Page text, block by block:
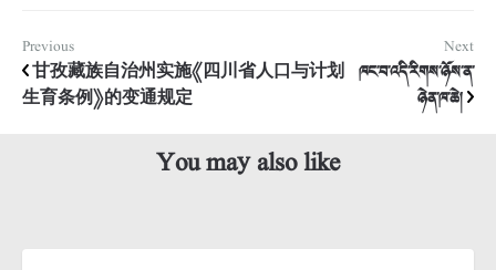
Previous
甘孜藏族自治州实施《四川省人口与计划
生育条例》的变通规定
Next
ཁང་བ་འདི་རིགས་ཉོས་ན་
ཉེན་ཁ་ཆེ།
You may also like